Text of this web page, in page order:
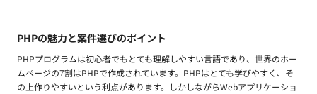
PHPの魅力と案件選びのポイント
PHPプログラムは初心者でもとても理解しやすい言語であり、世界のホー
ムページの7割はPHPで作成されています。PHPはとても学びやすく、そ
の上作りやすいという利点があります。しかしながらWebアプリケーショ